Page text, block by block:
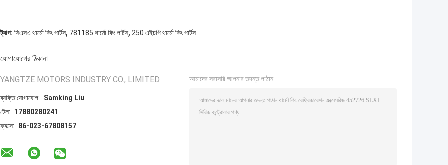
ট্যাগ: সিএসএ থার্মো কিং পার্টস, 781185 থার্মো কিং পার্টস, 250 এইচপি থার্মো কিং পার্টস
যোগাযোগের ঠিকানা
YANGTZE MOTORS INDUSTRY CO., LIMITED
ব্যক্তি যোগাযোগ:
Samking Liu
টেল:
17880280241
ফ্যাক্স:
86-023-67808157
আমাদের সরাসরি আপনার তদন্ত পাঠান